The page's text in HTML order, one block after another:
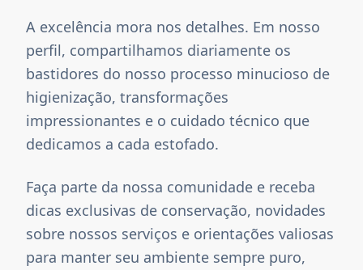
A excelência mora nos detalhes. Em nosso
perfil, compartilhamos diariamente os
bastidores do nosso processo minucioso de
higienização, transformações
impressionantes e o cuidado técnico que
dedicamos a cada estofado.
Faça parte da nossa comunidade e receba
dicas exclusivas de conservação, novidades
sobre nossos serviços e orientações valiosas
para manter seu ambiente sempre puro,